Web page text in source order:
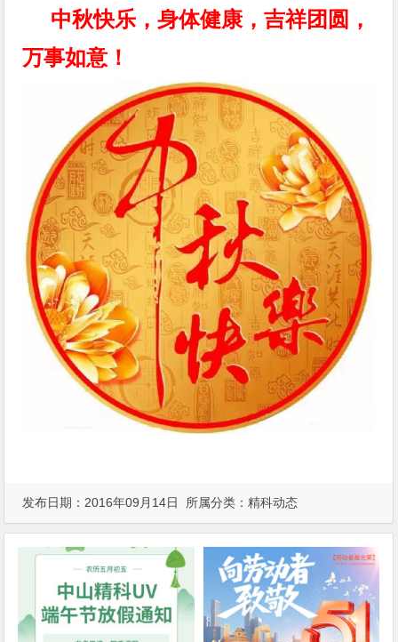
中秋快乐，身体健康，吉祥团圆，
万事如意！
发布日期：2016年09月14日 所属分类：精科动态